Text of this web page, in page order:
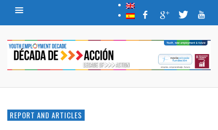
REPORT AND ARTICLES